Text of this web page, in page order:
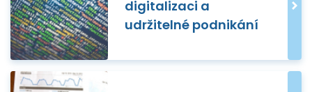
digitalizaci a
udržitelné podnikání